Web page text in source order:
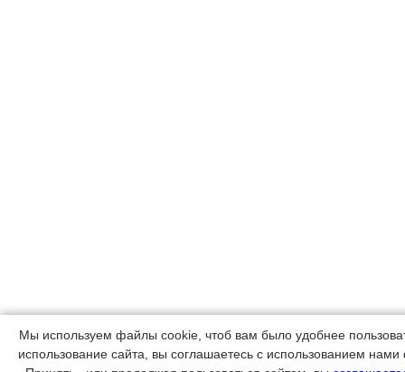
Мы используем файлы cookie, чтоб вам было удобнее
использование сайта, вы соглашаетесь с использованием